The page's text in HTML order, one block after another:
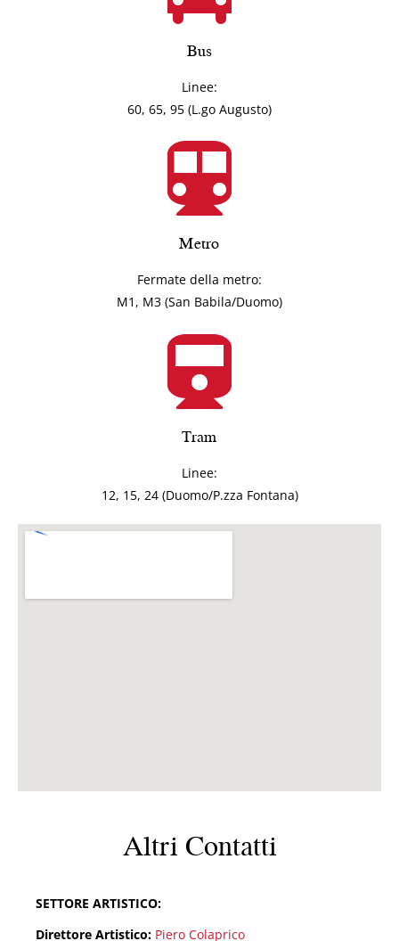
Bus
Linee:
60, 65, 95 (L.go Augusto)
Metro
Fermate della metro:
M1, M3 (San Babila/Duomo)
Tram
Linee:
12, 15, 24 (Duomo/P.zza Fontana)
Altri Contatti
SETTORE ARTISTICO:
Direttore Artistico: Piero Colaprico